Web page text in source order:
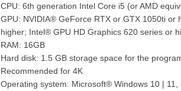
CPU: 6th generation Intel Core i5 (or AMD
GPU: NVIDIA® GeForce RTX or GTX 1050ti or
higher; Intel® GPU HD Graphics 620 series or
RAM: 16GB
Hard disk: 1.5 GB storage space for the
Recommended for 4K
Operating system: Microsoft® Windows 10 | 11,